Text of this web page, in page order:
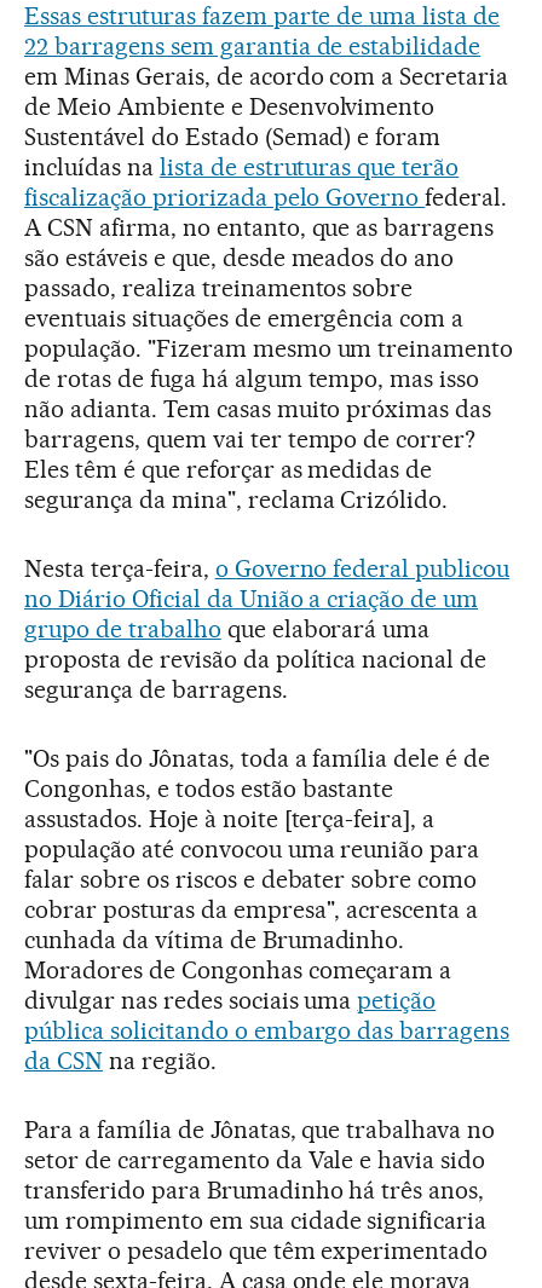
Essas estruturas fazem parte de uma lista de
22 barragens sem garantia de estabilidade
em Minas Gerais, de acordo com a Secretaria
de Meio Ambiente e Desenvolvimento
Sustentável do Estado (Semad) e foram
incluídas na lista de estruturas que terão
fiscalização priorizada pelo Governofederal.
A CSN afirma, no entanto, que as barragens
são estáveis e que, desde meados do ano
passado, realiza treinamentos sobre
eventuais situações de emergência com a
população. "Fizeram mesmo um treinamento
de rotas de fuga há algum tempo, mas isso
não adianta. Tem casas muito próximas das
barragens, quem vai ter tempo de correr?
Eles têm é que reforçar as medidas de
segurança da mina", reclama Crizólido.
Nesta terça-feira, o Governo federal publicou
no Diário Oficial da União a criação de um
grupo de trabalho que elaborará uma
proposta de revisão da política nacional de
segurança de barragens.
"Os pais do Jônatas, toda a família dele é de
Congonhas, e todos estão bastante
assustados. Hoje à noite [terça-feira], a
população até convocou uma reunião para
falar sobre os riscos e debater sobre como
cobrar posturas da empresa", acrescenta a
cunhada da vítima de Brumadinho.
Moradores de Congonhas começaram a
divulgar nas redes sociais umapetição
pública solicitando o embargo das barragens
da CSNna região.
Para a família de Jônatas, que trabalhava no
setor de carregamento da Vale e havia sido
transferido para Brumadinho há três anos,
um rompimento em sua cidade significaria
reviver o pesadelo que têm experimentado
desde sexta-feira. A casa onde ele morava